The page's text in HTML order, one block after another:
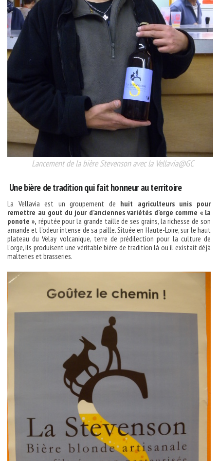
Lancement de la bière Stevenson avec la Vellavia@GC
Une bière de tradition qui fait honneur au territoire
La Vellavia est un groupement de huit agriculteurs unis pour
remettre au gout du jour d’anciennes variétés d’orge comme « la
ponote », réputée pour la grande taille de ses grains, la richesse de son
amande et l’odeur intense de sa paille. Située en Haute-Loire, sur le haut
plateau du Velay volcanique, terre de prédilection pour la culture de
l’orge, ils produisent une véritable bière de tradition là ou il existait déjà
malteries et brasseries.